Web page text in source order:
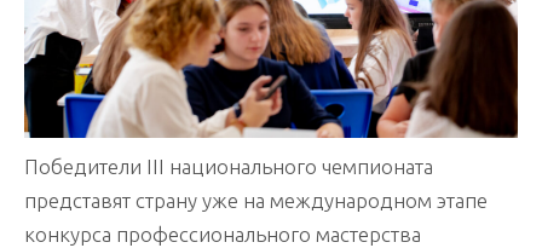
Победители III национального чемпионата
представят страну уже на международном этапе
конкурса профессионального мастерства